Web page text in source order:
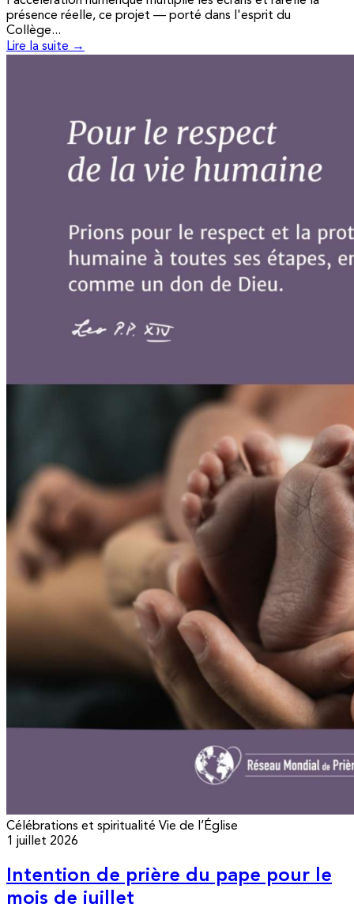
présence réelle, ce projet — porté dans l'esprit du
Collège...
Lire la suite →
Célébrations et spiritualité Vie de l’Église
1 juillet 2026
Intention de prière du pape pour le
mois de juillet